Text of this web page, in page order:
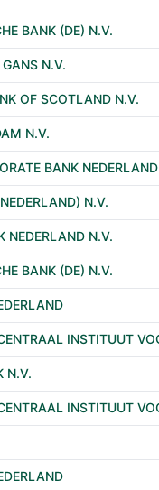
BANK (DE) N.V.
N.V.
OF SCOTLAND N.V.
N.V.
BANK
N.V.
NEDERLAND N.V.
BANK (DE) N.V.
INSTITUUT
N.V.
INSTITUUT